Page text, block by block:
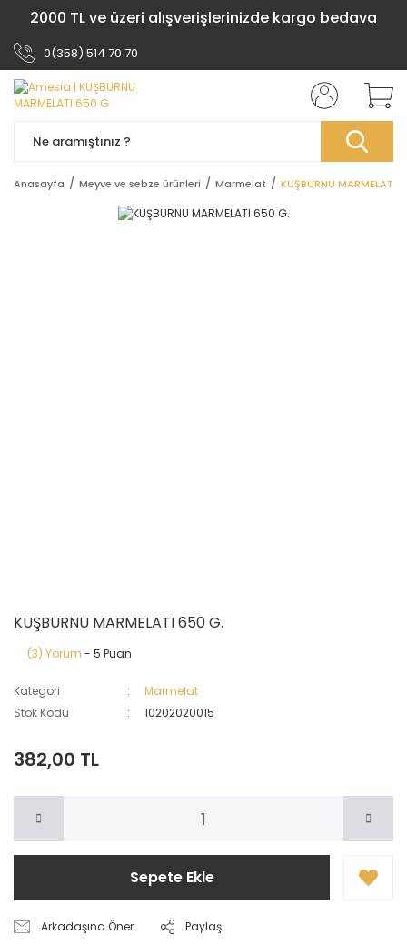
2000 TL ve üzeri alışverişlerinizde kargo bedava
0(358) 514 70 70
Anasayfa Meyve ve sebze ürünleri Marmelat KUŞBURNU MARMELATI
KUŞBURNU MARMELATI 650 G.
(3) Yorum - 5 Puan
Kategori
Marmelat
Stok Kodu
10202020015
382,00 TL
Sepete Ekle
Arkadaşına Öner Paylaş